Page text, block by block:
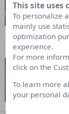
This site uses
To personalize
mainly use
optimization
experience.
For more
click on the
To learn more
your personal